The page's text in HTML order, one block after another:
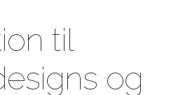
til
og